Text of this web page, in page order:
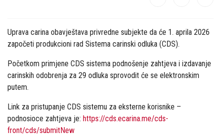
Uprava carina obavještava privredne subjekte da će 1. aprila 2026
započeti produkcioni rad Sistema carinski odluka (CDS).
Početkom primjene CDS sistema podnošenje zahtjeva i izdavanje
carinskih odobrenja za 29 odluka sprovodit će se elektronskim
putem.
Link za pristupanje CDS sistemu za eksterne korisnike –
podnosioce zahtjeva je: https://cds.ecarina.me/cds-
front/cds/submitNew